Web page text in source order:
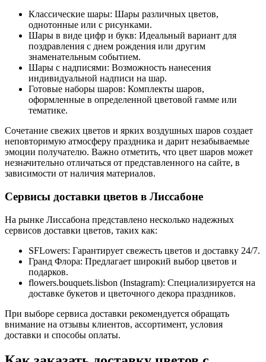
Классические шары: Шары различных цветов,
однотонные или с рисунками.
Шары в виде цифр и букв: Идеальный вариант для
поздравления с днем рождения или другим
знаменательным событием.
Шары с надписями: Возможность нанесения
индивидуальной надписи на шар.
Готовые наборы шаров: Комплекты шаров,
оформленные в определенной цветовой гамме или
тематике.
Сочетание свежих цветов и ярких воздушных шаров создает
неповторимую атмосферу праздника и дарит незабываемые
эмоции получателю. Важно отметить, что цвет шаров может
незначительно отличаться от представленного на сайте, в
зависимости от наличия материалов.
Сервисы доставки цветов в Лиссабоне
На рынке Лиссабона представлено несколько надежных
сервисов доставки цветов, таких как:
SFLowers: Гарантирует свежесть цветов и доставку 24/7.
Гранд Флора: Предлагает широкий выбор цветов и
подарков.
flowers.bouquets.lisbon (Instagram): Специализируется на
доставке букетов и цветочного декора праздников.
При выборе сервиса доставки рекомендуется обращать
внимание на отзывы клиентов, ассортимент, условия
доставки и способы оплаты.